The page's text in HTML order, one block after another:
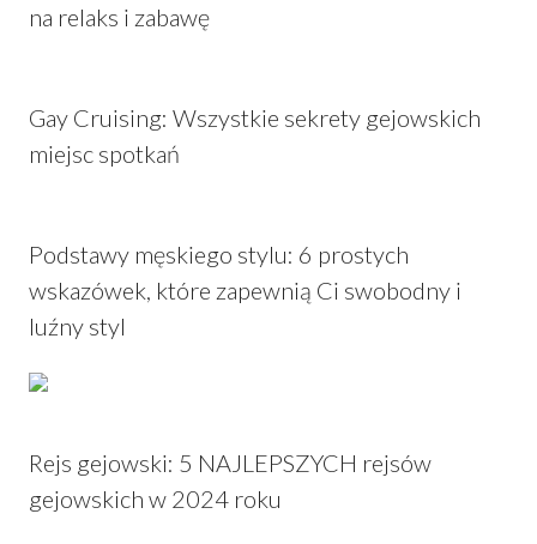
na relaks i zabawę
Gay Cruising: Wszystkie sekrety gejowskich
miejsc spotkań
Podstawy męskiego stylu: 6 prostych
wskazówek, które zapewnią Ci swobodny i
luźny styl
Rejs gejowski: 5 NAJLEPSZYCH rejsów
gejowskich w 2024 roku